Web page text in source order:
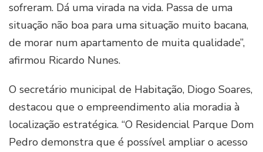
sofreram. Dá uma virada na vida. Passa de uma
situação não boa para uma situação muito bacana,
de morar num apartamento de muita qualidade”,
afirmou Ricardo Nunes.
O secretário municipal de Habitação, Diogo Soares,
destacou que o empreendimento alia moradia à
localização estratégica. “O Residencial Parque Dom
Pedro demonstra que é possível ampliar o acesso